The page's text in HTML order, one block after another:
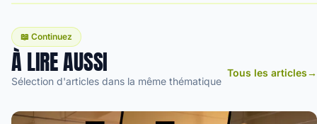
📖 Continuez
À LIRE AUSSI
Sélection d'articles dans la même thématique
Tous les articles→